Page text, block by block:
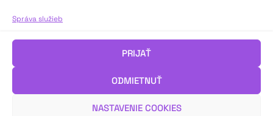
Správa služieb
PRIJAŤ
ODMIETNUŤ
NASTAVENIE COOKIES
Logofont by